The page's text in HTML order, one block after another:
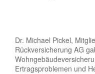
Dr. Michael Pickel,
Rückversicherung AG
Ertragsproblemen und